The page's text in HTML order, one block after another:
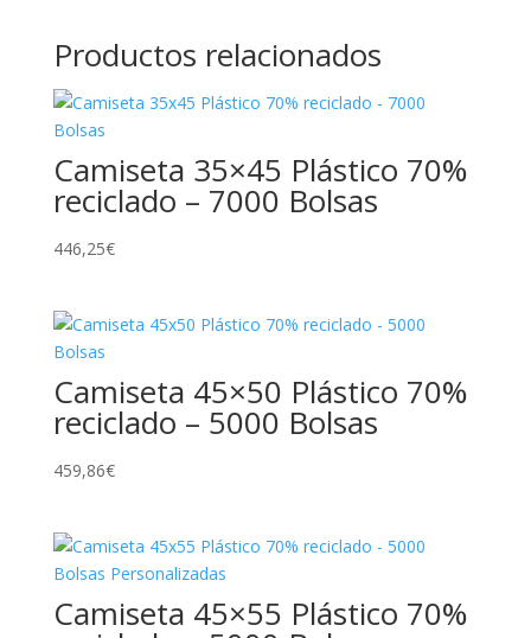
Productos relacionados
Camiseta 35×45 Plástico 70%
reciclado – 7000 Bolsas
446,25€
Camiseta 45×50 Plástico 70%
reciclado – 5000 Bolsas
459,86€
Camiseta 45×55 Plástico 70%